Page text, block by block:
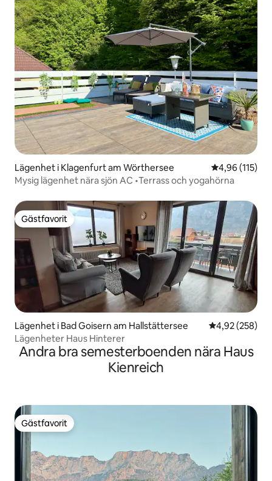
Lägenhet i Klagenfurt am Wörthersee 4,96 av 5 i
4,96 (115)
Mysig lägenhet nära sjön AC •Terrass och yogahörna
Gästfavorit
Gästfavorit
Lägenhet i Bad Goisern am Hallstättersee 4,92 av 5 i
4,92 (258)
Lägenheter Haus Hinterer
Andra bra semesterboenden nära Haus
Kienreich
Gästfavorit
Gästfavorit